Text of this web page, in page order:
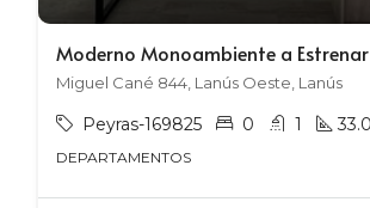
Moderno Monoambiente a Estrenar
Miguel Cané 844, Lanús Oeste, Lanús
Peyras-169825 0 1
DEPARTAMENTOS